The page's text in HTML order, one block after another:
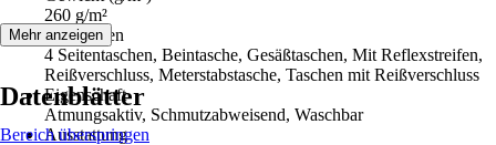
260 g/m²
Funktionen
4 Seitentaschen, Beintasche, Gesäßtaschen, Mit Reflexstreifen,
Reißverschluss, Meterstabstasche, Taschen mit Reißverschluss
Eigenschaft
Atmungsaktiv, Schmutzabweisend, Waschbar
Ausstattung
Mehr anzeigen
Datenblätter
Bereich überspringen